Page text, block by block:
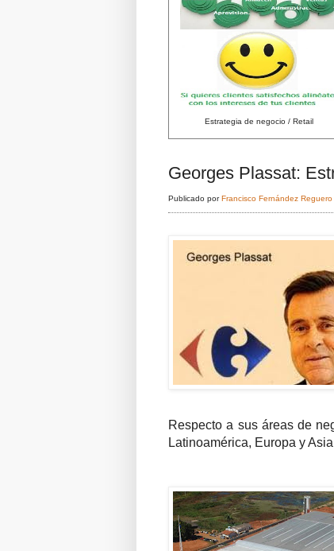
Estrategia de negocio / Retail
Georges Plassat:
Publicado porFrancisco Fernández Reguero
Respecto a sus áreas de
Latinoamérica, Europa y